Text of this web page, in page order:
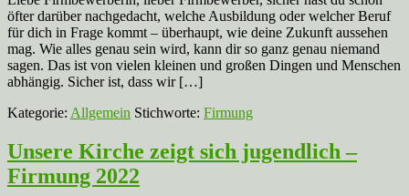
öfter darüber nachgedacht, welche Ausbildung oder welcher Beruf
für dich in Frage kommt – überhaupt, wie deine Zukunft aussehen
mag. Wie alles genau sein wird, kann dir so ganz genau niemand
sagen. Das ist von vielen kleinen und großen Dingen und Menschen
abhängig. Sicher ist, dass wir […]
Kategorie: Allgemein Stichworte: Firmung
Unsere Kirche zeigt sich jugendlich –
Firmung 2022